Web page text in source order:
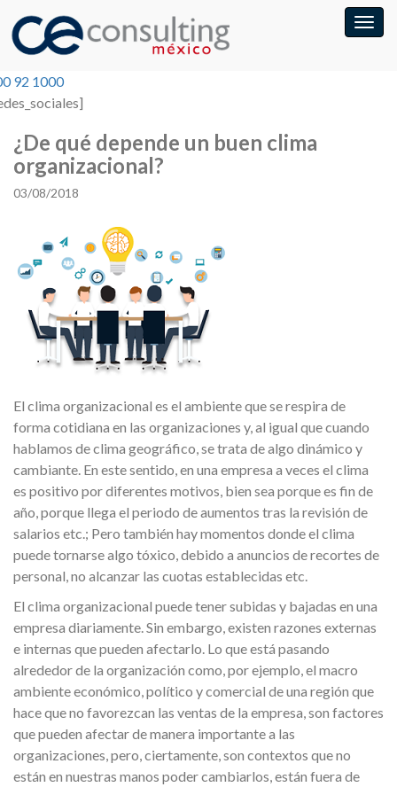
92 1000
¿De qué depende un buen clima
organizacional?
03/08/2018
El clima organizacional es el ambiente que se respira de
forma cotidiana en las organizaciones y, al igual que cuando
hablamos de clima geográfico, se trata de algo dinámico y
cambiante. En este sentido, en una empresa a veces el clima
es positivo por diferentes motivos, bien sea porque es fin de
año, porque llega el periodo de aumentos tras la revisión de
salarios etc.; Pero también hay momentos donde el clima
puede tornarse algo tóxico, debido a anuncios de recortes de
personal, no alcanzar las cuotas establecidas etc.
El clima organizacional puede tener subidas y bajadas en una
empresa diariamente. Sin embargo, existen razones externas
e internas que pueden afectarlo. Lo que está pasando
alrededor de la organización como, por ejemplo, el macro
ambiente económico, político y comercial de una región que
hace que no favorezcan las ventas de la empresa, son factores
que pueden afectar de manera importante a las
organizaciones, pero, ciertamente, son contextos que no
están en nuestras manos poder cambiarlos, están fuera de